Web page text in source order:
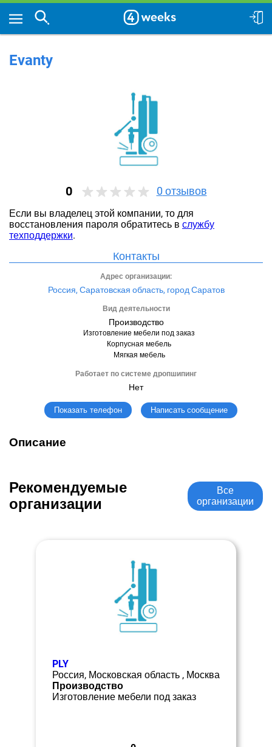
Evanty
0 0 отзывов
Если вы владелец этой компании, то для
восстановления пароля обратитесь в службу
техподдержки.
Контакты
Адрес организации:
Россия, Саратовская область, город Саратов
Вид деятельности
Производство
Изготовление мебели под заказ
Корпусная мебель
Мягкая мебель
Работает по системе дропшипинг
Нет
Показать телефон Написать сообщение
Описание
Рекомендуемые
организации
Все
организации
PLY
Россия, Московская область , Москва
Производство
Изготовление мебели под заказ